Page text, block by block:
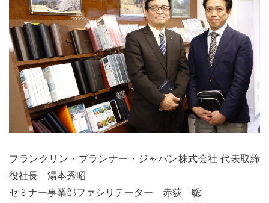
フランクリン・プランナー・ジャパン株式会社 代表取締
役社長 湯本秀昭
セミナー事業部ファシリテーター 赤荻 聡